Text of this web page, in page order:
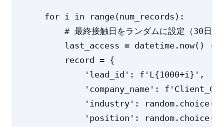
    for i in range(num_records):
# 最終接触日をランダムに設定（30日前
last_access = datetime.now() -
        record = {
            'lead_id': f'L{1000+i}',
'company_name':
'industry':
'position':